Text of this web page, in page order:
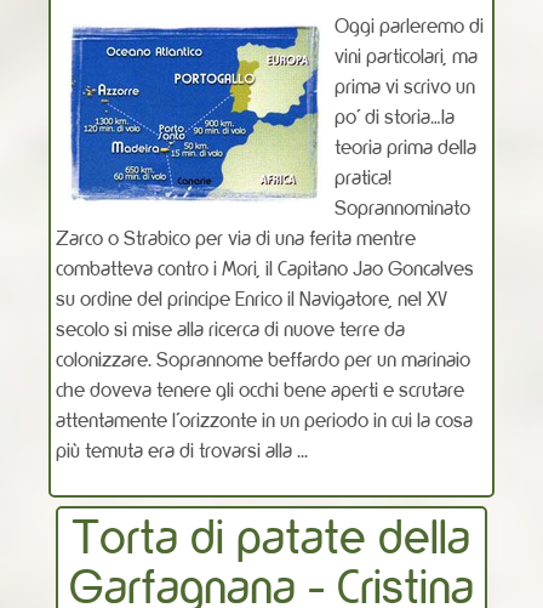
Oggi parleremo di
vini particolari, ma
prima vi scrivo un
po’ di storia…la
teoria prima della
pratica!
Soprannominato
Zarco o Strabico per via di una ferita mentre
combatteva contro i Mori, il Capitano Jao Goncalves
su ordine del principe Enrico il Navigatore, nel XV
secolo si mise alla ricerca di nuove terre da
colonizzare. Soprannome beffardo per un marinaio
che doveva tenere gli occhi bene aperti e scrutare
attentamente l’orizzonte in un periodo in cui la cosa
più temuta era di trovarsi alla ...
Torta di patate della
Garfagnana - Cristina